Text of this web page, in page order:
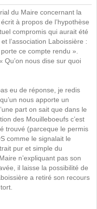
du Maire concernant la
à propos de l’hypothèse
compromis qui aurait été
l’association Laboissière :
ce compte rendu ».
Qu’on nous dise sur quoi
eu de réponse, je redis
nous apporte un
part on sait que dans le
des Mouilleboeufs c’est
trouvé (parceque le permis
comme le signalait le
pur et simple du
n’expliquant pas son
il laisse la possibilité de
a retiré son recours